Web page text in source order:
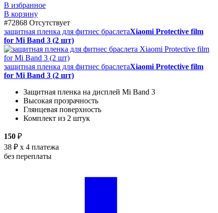
В избранное
В корзину
#72868 Отсутствует
защитная пленка для фитнес браслетаXiaomi Protective film
for Mi Band 3 (2 шт)
защитная пленка для фитнес браслетаXiaomi Protective film
for Mi Band 3 (2 шт)
Защитная пленка на дисплей Mi Band 3
Высокая прозрачность
Глянцевая поверхность
Комплект из 2 штук
150 ₽
38 ₽ x 4 платежа
без переплаты